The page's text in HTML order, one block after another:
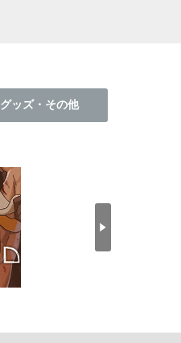
グッズ・その他